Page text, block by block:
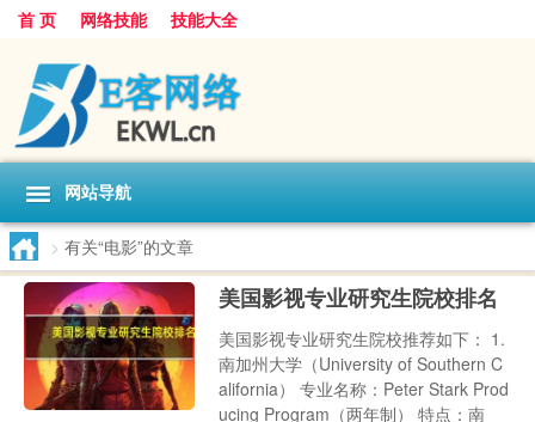
首 页 网络技能 技能大全
网站导航
> 有关“电影”的文章
美国影视专业研究生院校排名
美国影视专业研究生院校推荐如下： 1.
南加州大学（University of Southern C
alifornia） 专业名称：Peter Stark Prod
ucing Program（两年制） 特点：南